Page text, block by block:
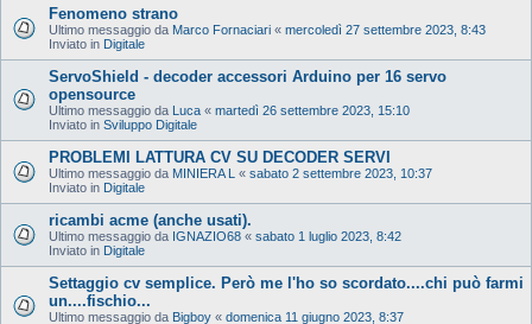
Fenomeno strano
Ultimo messaggio da Marco Fornaciari « mercoledì 27 settembre 2023, 8:43
Inviato in Digitale
ServoShield - decoder accessori Arduino per 16 servo
opensource
Ultimo messaggio da Luca « martedì 26 settembre 2023, 15:10
Inviato in Sviluppo Digitale
PROBLEMI LATTURA CV SU DECODER SERVI
Ultimo messaggio da MINIERA L « sabato 2 settembre 2023, 10:37
Inviato in Digitale
ricambi acme (anche usati).
Ultimo messaggio da IGNAZIO68 « sabato 1 luglio 2023, 8:42
Inviato in Digitale
Settaggio cv semplice. Però me l'ho so scordato....chi può farmi
un....fischio...
Ultimo messaggio da Bigboy « domenica 11 giugno 2023, 8:37